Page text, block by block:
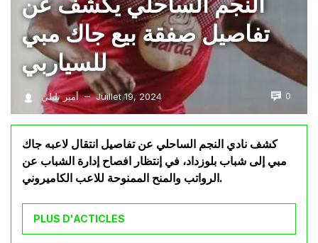
تفاصيل صفقة بيع جاك مبي
للسياربي
أمير تليلي — Juillet 19, 2024 0
كشف نادي النجم الساحلي عن تفاصيل انتقال لاعبه جاك
مبي إلى شباب بلوزداد، في إنتظار افصاح إدارة الشباب عن
الرواتب والمنح الممنوحة للاعب الكاميروني.
PLUS D'ACTICLES